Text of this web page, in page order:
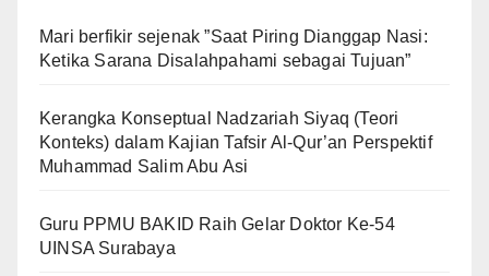
Mari berfikir sejenak ”Saat Piring Dianggap Nasi:
Ketika Sarana Disalahpahami sebagai Tujuan”
Kerangka Konseptual Nadzariah Siyaq (Teori
Konteks) dalam Kajian Tafsir Al-Qur’an Perspektif
Muhammad Salim Abu Asi
Guru PPMU BAKID Raih Gelar Doktor Ke-54
UINSA Surabaya